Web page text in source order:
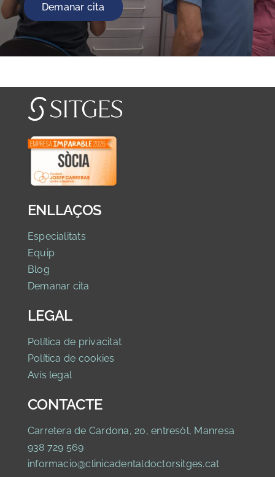
Demanar cita
ENLLAÇOS
Especialitats
Equip
Blog
Demanar cita
LEGAL
Política de privacitat
Política de cookies
Avís legal
CONTACTE
Carretera de Cardona, 20, entresòl, Manresa
938 729 569
informacio@clinicadentaldoctorsitges.cat